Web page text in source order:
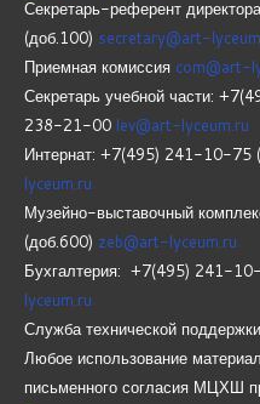
Секретарь-референт
(доб.100) secretary@art-
Приемная комиссия com@art-
Секретарь учебной части:
238-21-00 lev@art-lyceum.ru
Интернат: +7(495) 241-10-75
lyceum.ru
Музейно-выставочный
(доб.600) zeb@art-lyceum.ru
Бухгалтерия: +7(495) 241-
lyceum.ru
Служба технической
Любое использование
письменного согласия МЦХШ